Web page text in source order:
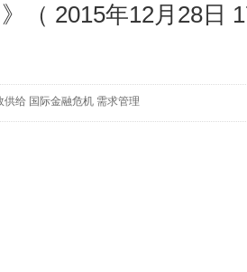
》（ 2015年12月28日
供给 国际金融危机 需求管理